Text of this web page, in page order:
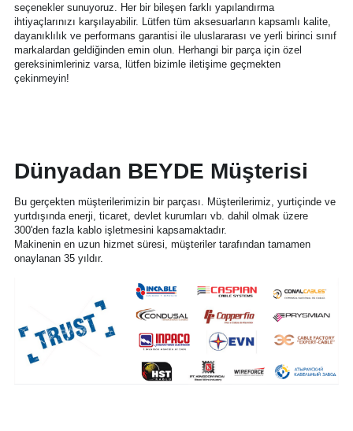
seçenekler sunuyoruz. Her bir bileşen farklı yapılandırma
ihtiyaçlarınızı karşılayabilir. Lütfen tüm aksesuarların kapsamlı kalite,
dayanıklılık ve performans garantisi ile uluslararası ve yerli birinci sınıf
markalardan geldiğinden emin olun. Herhangi bir parça için özel
gereksinimleriniz varsa, lütfen bizimle iletişime geçmekten
çekinmeyin!
Dünyadan BEYDE Müşterisi
Bu gerçekten müşterilerimizin bir parçası. Müşterilerimiz, yurtiçinde ve
yurtdışında enerji, ticaret, devlet kurumları vb. dahil olmak üzere
300'den fazla kablo işletmesini kapsamaktadır.
Makinenin en uzun hizmet süresi, müşteriler tarafından tamamen
onaylanan 35 yıldır.